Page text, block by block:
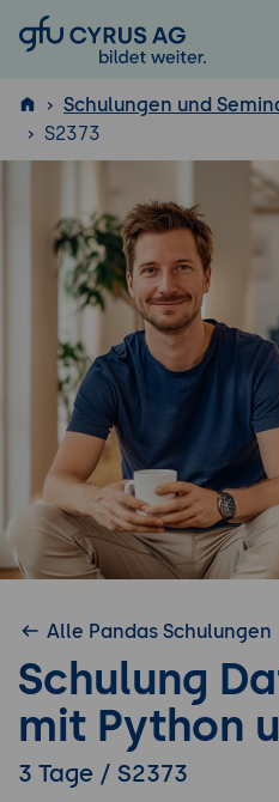
GFU Cyrus AG
Schulungen und
S2373
Alle Pandas Schulungen
Schulung
mit Python
3 Tage / S2373